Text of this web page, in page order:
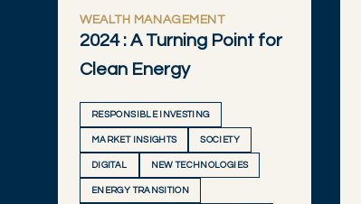
WEALTH MANAGEMENT
2024 : A Turning Point for
Clean Energy
RESPONSIBLE INVESTING
MARKET INSIGHTS SOCIETY
DIGITAL NEW TECHNOLOGIES
ENERGY TRANSITION